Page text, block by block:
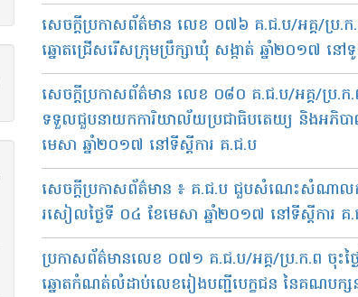
សេចក្ដីប្រកាសព័ត៌មាន លេខ ០៧៦ គ.ជ.ប/អគ្គ/ប្រ.ក.
ឆ្នោត​ជ្រើសរើស​ក្រុមប្រឹក្សា​ឃុំ សង្កាត់ ឆ្នាំ​២០១៧ នៅទូ
សេច​ក្ដី​ប្រកាស​ព័ត៌មាន លេខ​ ០៨០ គ.ជ.ប/អគ្គ/ប្រ.ក
ទទួល​ជួប​នាយក​ការិយាល័យ​ប្រជាធិប​តេយ្យ​ និង​អភិបា
មេសា​ ឆ្នាំ២០១៧ នៅ​ទីស្ដី​ការ​ គ.ជ.ប
សេច​ក្ដី​ប្រកាស​ព័ត៌មាន​ ៖ គ.ជ.ប ជួប​សំណេះ​សំណាល​កា
រសៀល​ថ្ងៃទី ០៤ ខែមេសា​ ឆ្នាំ២០១៧ នៅ​ទីស្ដីការ​ គ
ប្រកាសព័ត៌មានលេខ ០៧១ គ.ជ.ប/អគ្គ/ប្រ.ក.ព ចុះថ្ង
ឆ្នោតកំណត់លំដាប់លេខរៀងបញ្ជីបេក្ខជន នៃគណបក្ស